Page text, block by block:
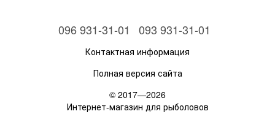
096 931-31-01 093 931-31-01
Контактная информация
Полная версия сайта
© 2017—2026
Интернет-магазин для рыболовов